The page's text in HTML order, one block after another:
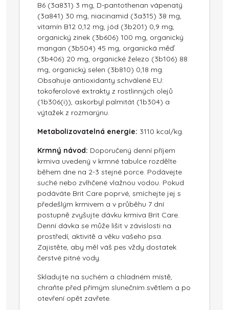
B6 (3a831) 3 mg, D-pantothenan vápenatý
(3a841) 30 mg, niacinamid (3a315) 38 mg,
vitamín B12 0,12 mg, jód (3b201) 0,9 mg,
organický zinek (3b606) 100 mg, organický
mangan (3b504) 45 mg, organická měď
(3b406) 20 mg, organické železo (3b106) 88
mg, organický selen (3b810) 0,18 mg.
Obsahuje antioxidanty schválené EU:
tokoferolové extrakty z rostlinných olejů
(1b306(i)), askorbyl palmitát (1b304) a
výtažek z rozmarýnu.
Metabolizovatelná energie: 3110 kcal/kg.
Krmný návod: Doporučený denní příjem
krmiva uvedený v krmné tabulce rozdělte
během dne na 2-3 stejné porce. Podávejte
suché nebo zvlhčené vlažnou vodou. Pokud
podáváte Brit Care poprvé, smíchejte jej s
předešlým krmivem a v průběhu 7 dní
postupně zvyšujte dávku krmiva Brit Care.
Denní dávka se může lišit v závislosti na
prostředí, aktivitě a věku vašeho psa.
Zajistěte, aby měl váš pes vždy dostatek
čerstvé pitné vody.
Skladujte na suchém a chladném místě,
chraňte před přímým slunečním světlem a po
otevření opět zavřete.